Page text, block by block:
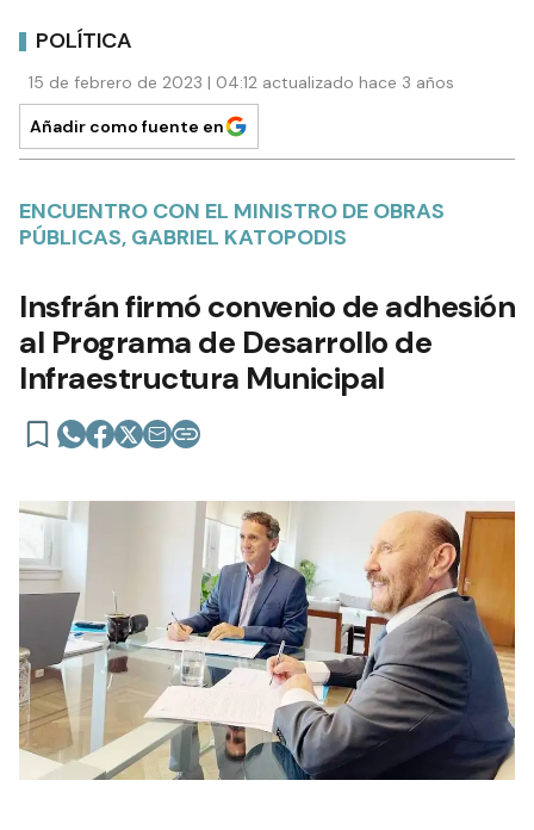
POLÍTICA
15 de febrero de 2023 | 04:12 actualizado hace 3 años
Añadir como fuente en
ENCUENTRO CON EL MINISTRO DE OBRAS
PÚBLICAS, GABRIEL KATOPODIS
Insfrán firmó convenio de adhesión
al Programa de Desarrollo de
Infraestructura Municipal